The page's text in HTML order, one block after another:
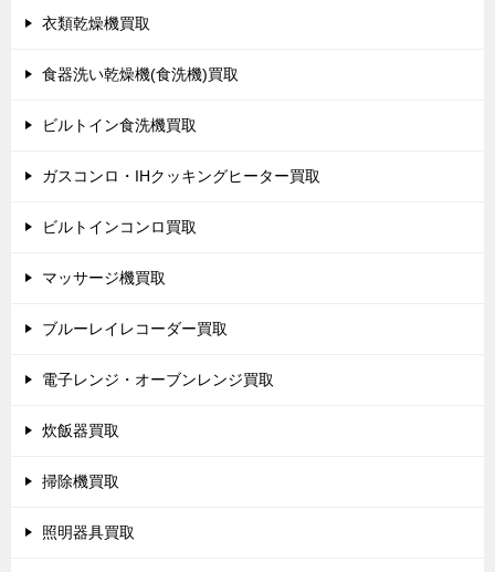
衣類乾燥機買取
食器洗い乾燥機(食洗機)買取
ビルトイン食洗機買取
ガスコンロ・IHクッキングヒーター買取
ビルトインコンロ買取
マッサージ機買取
ブルーレイレコーダー買取
電子レンジ・オーブンレンジ買取
炊飯器買取
掃除機買取
照明器具買取